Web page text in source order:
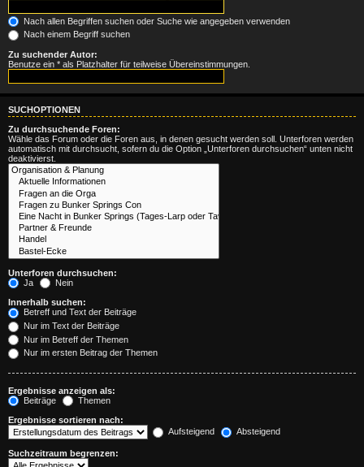
Nach allen Begriffen suchen oder Suche wie angegeben verwenden
Nach einem Begriff suchen
Zu suchender Autor:
Benutze ein * als Platzhalter für teilweise Übereinstimmungen.
SUCHOPTIONEN
Zu durchsuchende Foren:
Wähle das Forum oder die Foren aus, in denen gesucht werden soll. Unterforen werden
automatisch mit durchsucht, sofern du die Option „Unterforen durchsuchen“ unten nicht
deaktivierst.
Unterforen durchsuchen:
Ja
Nein
Innerhalb suchen:
Betreff und Text der Beiträge
Nur im Text der Beiträge
Nur im Betreff der Themen
Nur im ersten Beitrag der Themen
Ergebnisse anzeigen als:
Beiträge
Themen
Ergebnisse sortieren nach:
Aufsteigend
Absteigend
Suchzeitraum begrenzen: